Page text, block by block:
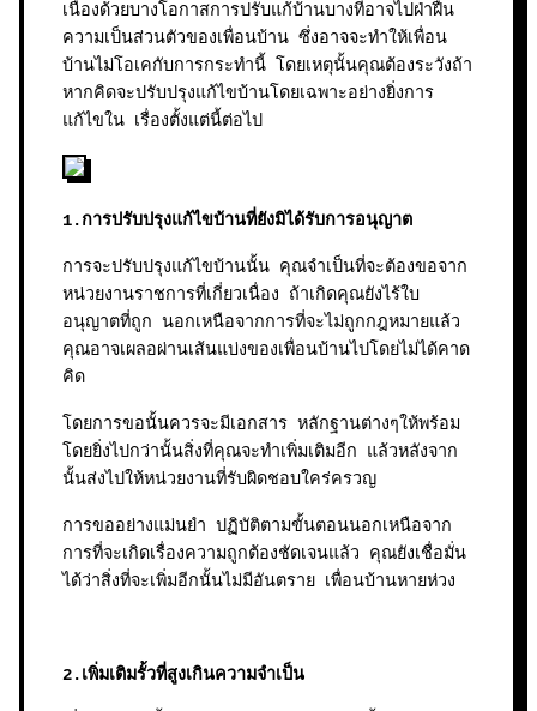
เนื่องด้วยบางโอกาสการปรับแก้บ้านบางทีอาจไปฝ่าฝืน
ความเป็นส่วนตัวของเพื่อนบ้าน ซึ่งอาจจะทำให้เพื่อน
บ้านไม่โอเคกับการกระทำนี้ โดยเหตุนั้นคุณต้องระวังถ้า
หากคิดจะปรับปรุงแก้ไขบ้านโดยเฉพาะอย่างยิ่งการ
แก้ไขใน เรื่องตั้งแต่นี้ต่อไป
1.การปรับปรุงแก้ไขบ้านที่ยังมิได้รับการอนุญาต
การจะปรับปรุงแก้ไขบ้านนั้น คุณจำเป็นที่จะต้องขอจาก
หน่วยงานราชการที่เกี่ยวเนื่อง ถ้าเกิดคุณยังไร้ใบ
อนุญาตที่ถูก นอกเหนือจากการที่จะไม่ถูกกฎหมายแล้ว
คุณอาจเผลอผ่านเส้นแบ่งของเพื่อนบ้านไปโดยไม่ได้คาด
คิด
โดยการขอนั้นควรจะมีเอกสาร หลักฐานต่างๆให้พร้อม
โดยยิ่งไปกว่านั้นสิ่งที่คุณจะทำเพิ่มเติมอีก แล้วหลังจาก
นั้นส่งไปให้หน่วยงานที่รับผิดชอบใคร่ครวญ
การขออย่างแม่นยำ ปฏิบัติตามขั้นตอนนอกเหนือจาก
การที่จะเกิดเรื่องความถูกต้องชัดเจนแล้ว คุณยังเชื่อมั่น
ได้ว่าสิ่งที่จะเพิ่มอีกนั้นไม่มีอันตราย เพื่อนบ้านหายห่วง
2.เพิ่มเติมรั้วที่สูงเกินความจำเป็น